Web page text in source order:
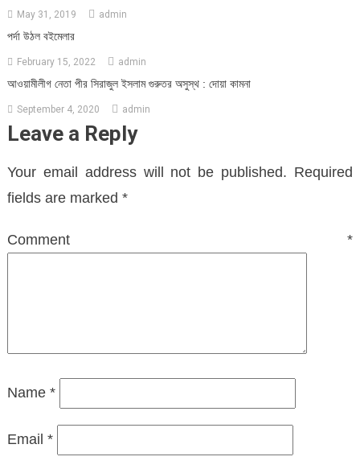
May 31, 2019 admin
পর্দা উঠল বইমেলার
February 15, 2022 admin
আওয়ামীলীগ নেতা পীর সিরাজুল ইসলাম গুরুতর অসুস্থ : দোয়া কামনা
September 4, 2020 admin
Leave a Reply
Your email address will not be published. Required
fields are marked *
Comment*
Name *
Email *